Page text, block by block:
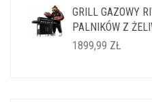
GRILL GAZOWY
PALNIKÓW Z
1899,99 ZŁ